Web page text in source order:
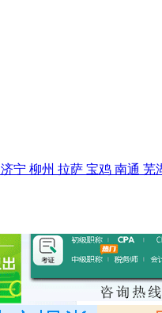
济宁 柳州 拉萨 宝鸡 南通 芜